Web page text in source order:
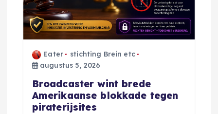
v
Eater
stichting Brein etc
augustus 5, 2026
Broadcaster wint brede
Amerikaanse blokkade tegen
piraterijsites